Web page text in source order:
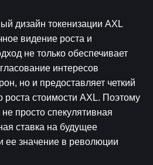
дизайн токенизации AXL
видение роста и
не только обеспечивает
интересов
но и предоставляет четкий
роста стоимости AXL. Поэтому
просто спекулятивная
ставка на будущее
ее значение в революции